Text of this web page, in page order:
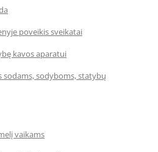
poveikis sveikatai
kavos aparatui
sodyboms, statybų
vaikams